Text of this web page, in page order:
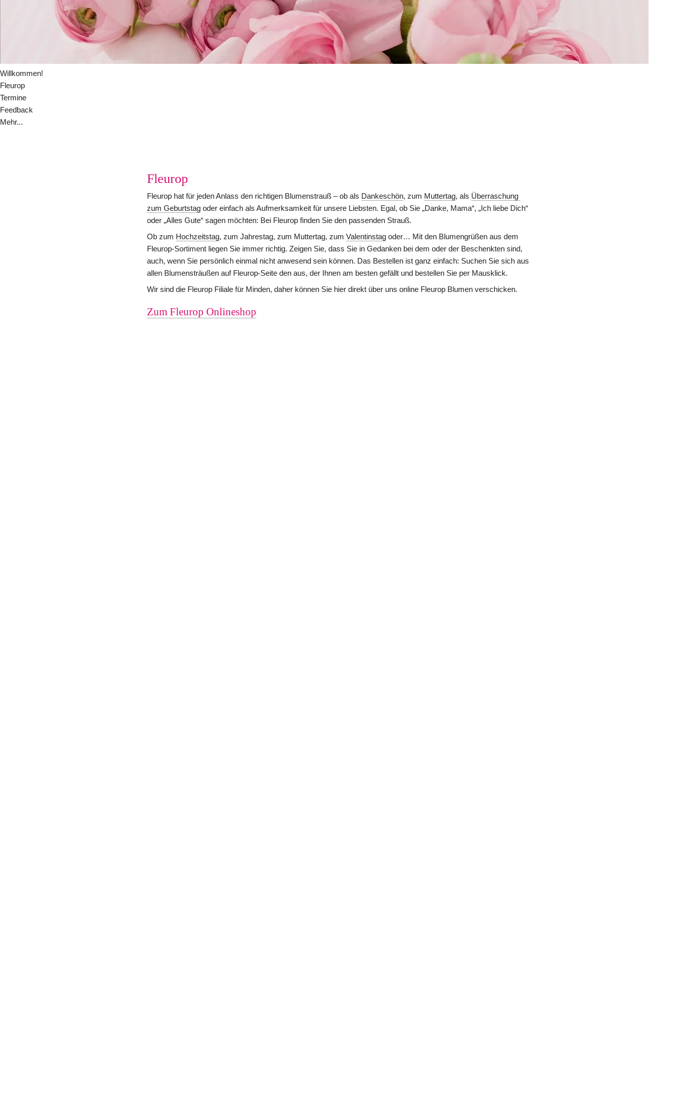
Willkommen!
Fleurop
Termine
Feedback
Mehr...
Fleurop
Fleurop hat für jeden Anlass den richtigen Blumenstrauß – ob als Dankeschön, zum Muttertag, als Überraschung
zum Geburtstag oder einfach als Aufmerksamkeit für unsere Liebsten. Egal, ob Sie „Danke, Mama“, „Ich liebe Dich“
oder „Alles Gute“ sagen möchten: Bei Fleurop finden Sie den passenden Strauß.
Ob zum Hochzeitstag, zum Jahrestag, zum Muttertag, zum Valentinstag oder… Mit den Blumengrüßen aus dem
Fleurop-Sortiment liegen Sie immer richtig. Zeigen Sie, dass Sie in Gedanken bei dem oder der Beschenkten sind,
auch, wenn Sie persönlich einmal nicht anwesend sein können. Das Bestellen ist ganz einfach: Suchen Sie sich aus
allen Blumensträußen auf Fleurop-Seite den aus, der Ihnen am besten gefällt und bestellen Sie per Mausklick.
Wir sind die Fleurop Filiale für Minden, daher können Sie hier direkt über uns online Fleurop Blumen verschicken.
Zum Fleurop Onlineshop